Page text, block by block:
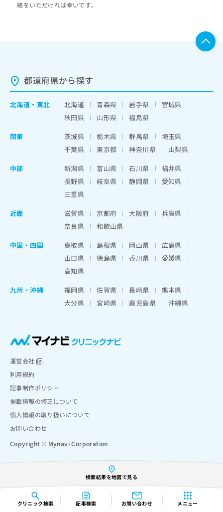
クリニック検索 記事検索 お問い合わせ メニュー
検索結果を地図で見る
絡をいただければ幸いです。
都道府県から探す
北海道 ・ 東北 北海道 青森県 岩手県
宮城県
秋田県
山形県
福島県
関東
茨城県 栃木県 群馬県
埼玉県
千葉県
東京都 神奈川県
山梨県
中部
新潟県 富山県 石川県
福井県
長野県
岐阜県 静岡県
愛知県
三重県
近畿
滋賀県 京都府 大阪府
兵庫県
奈良県
和歌山県
中国・四国
鳥取県 島根県 岡山県
広島県
山口県
徳島県 香川県
愛媛県
高知県
九州・沖縄
福岡県 佐賀県 長崎県
熊本県
大分県
宮崎県 鹿児島県 沖縄県
運営会社
利用規約
記事制作ポリシー
掲載情報の修正について
個人情報の取り扱いについて
お問い合わせ
Copyright © Mynavi Corporation